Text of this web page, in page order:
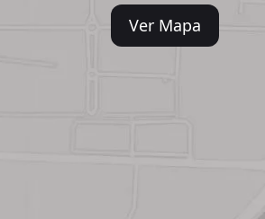
Ver Mapa